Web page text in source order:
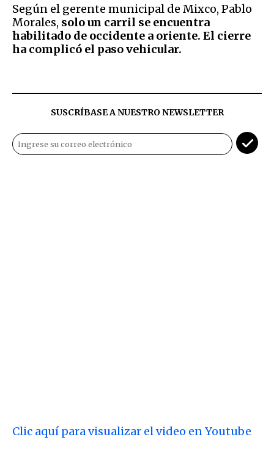
Según el gerente municipal de Mixco, Pablo
Morales, solo un carril se encuentra
habilitado de occidente a oriente. El cierre
ha complicó el paso vehicular.
SUSCRÍBASE A NUESTRO NEWSLETTER
Clic aquí para visualizar el video en Youtube